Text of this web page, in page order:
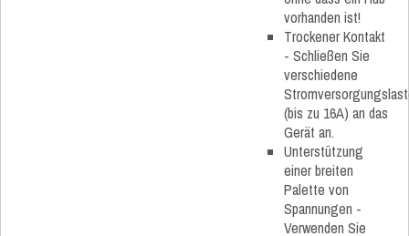
vorhanden ist!
Trockener Kontakt
- Schließen Sie
verschiedene
(bis zu 16A) an das
Gerät an.
Unterstützung
einer breiten
Palette von
Spannungen -
Verwenden Sie